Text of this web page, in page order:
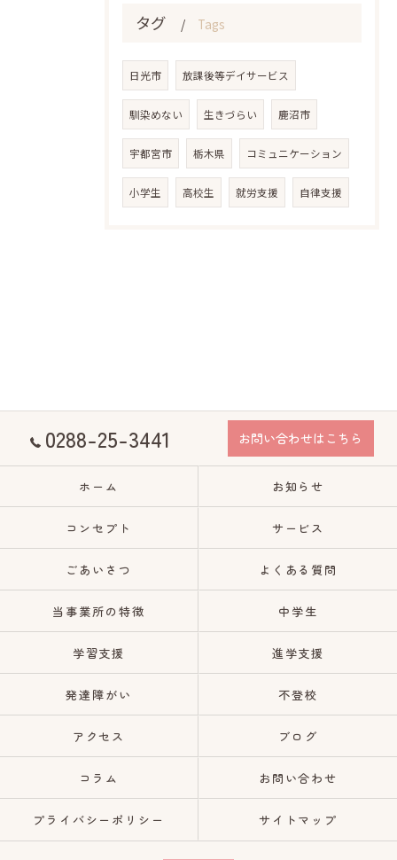
タグ Tags
日光市 放課後等デイサービス
馴染めない 生きづらい 鹿沼市
宇都宮市 栃木県 コミュニケーション
小学生 高校生 就労支援 自律支援
0288-25-3441 お問い合わせはこちら
ホーム お知らせ
コンセプト サービス
ごあいさつ よくある質問
当事業所の特徴 中学生
学習支援 進学支援
発達障がい 不登校
アクセス ブログ
コラム お問い合わせ
プライバシーポリシー サイトマップ